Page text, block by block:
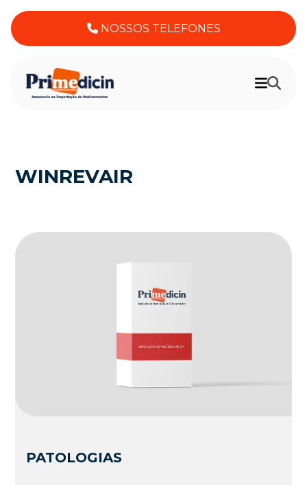
NOSSOS TELEFONES
WINREVAIR
PATOLOGIAS